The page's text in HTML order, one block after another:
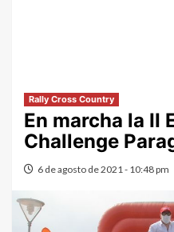
Rally Cross Country
En marcha la II
Challenge
6 de agosto de 2021 - 10:48 pm